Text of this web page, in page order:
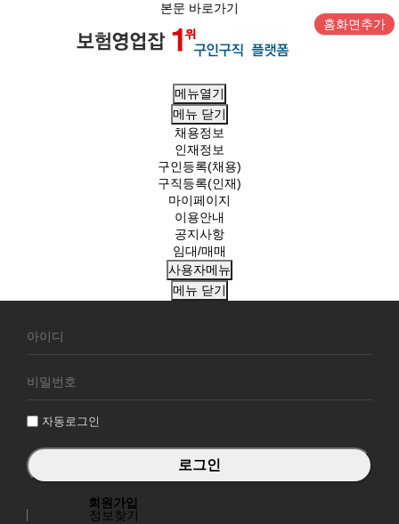
본문 바로가기
홈화면추가
메뉴열기
메뉴 닫기
채용정보
인재정보
구인등록(채용)
구직등록(인재)
마이페이지
이용안내
공지사항
임대/매매
사용자메뉴
메뉴 닫기
원
그
자동로그인
회원가입
정보찾기